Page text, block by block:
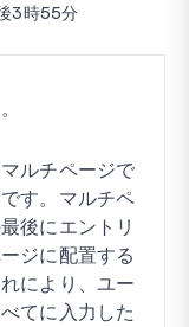
3時55分
ルチページで
す。マルチペ
後にエントリ
ジに配置する
により、ユー
てに入力した